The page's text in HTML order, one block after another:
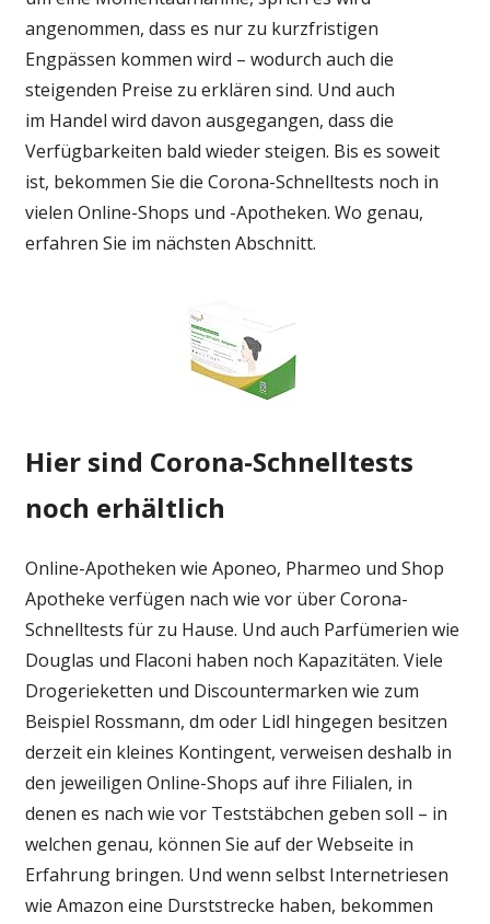
angenommen, dass es nur zu kurzfristigen
Engpässen kommen wird – wodurch auch die
steigenden Preise zu erklären sind. Und auch
im Handel wird davon ausgegangen, dass die
Verfügbarkeiten bald wieder steigen. Bis es soweit
ist, bekommen Sie die Corona-Schnelltests noch in
vielen Online-Shops und -Apotheken. Wo genau,
erfahren Sie im nächsten Abschnitt.
Hier sind Corona-Schnelltests
noch erhältlich
Online-Apotheken wie Aponeo, Pharmeo und Shop
Apotheke verfügen nach wie vor über Corona-
Schnelltests für zu Hause. Und auch Parfümerien wie
Douglas und Flaconi haben noch Kapazitäten. Viele
Drogerieketten und Discountermarken wie zum
Beispiel Rossmann, dm oder Lidl hingegen besitzen
derzeit ein kleines Kontingent, verweisen deshalb in
den jeweiligen Online-Shops auf ihre Filialen, in
denen es nach wie vor Teststäbchen geben soll – in
welchen genau, können Sie auf der Webseite in
Erfahrung bringen. Und wenn selbst Internetriesen
wie Amazon eine Durststrecke haben, bekommen